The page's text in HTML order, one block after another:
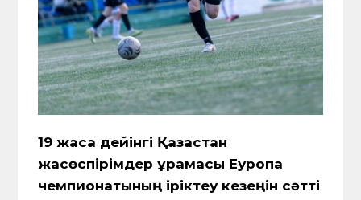
19 жасқа дейінгі Қазақстан
жасөспірімдер құрамасы Еуропа
чемпионатының іріктеу кезеңін сәтті